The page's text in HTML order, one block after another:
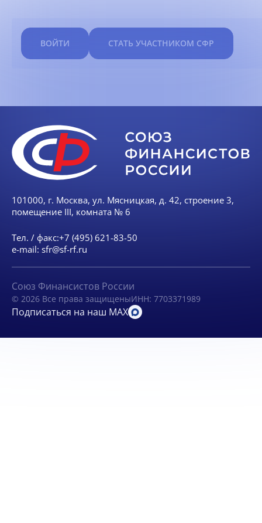
ВОЙТИ СТАТЬ УЧАСТНИКОМ СФР
101000, г. Москва, ул. Мясницкая, д. 42, строение 3,
помещение III, комната № 6
Тел. / факс:+7 (495) 621-83-50
e-mail: sfr@sf-rf.ru
Союз Финансистов России
© 2026 Все права защищеныИНН: 7703371989
Подписаться на наш MAX